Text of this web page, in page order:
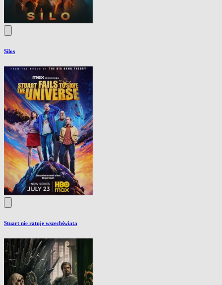
Silos
Stuart nie ratuje wszechświata